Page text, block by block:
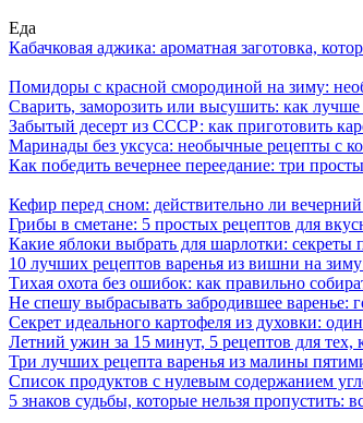
Еда
Кабачковая аджика: ароматная заготовка,
Помидоры с красной смородиной на зиму:
Сварить, заморозить или высушить: как
Забытый десерт из СССР: как приготовить
Маринады без уксуса: необычные рецепты с
Как победить вечернее переедание: три
Кефир перед сном: действительно ли
Грибы в сметане: 5 простых рецептов для
Какие яблоки выбрать для шарлотки:
10 лучших рецептов варенья из вишни на
Тихая охота без ошибок: как правильно
Не спешу выбрасывать забродившее
Секрет идеального картофеля из духовки:
Летний ужин за 15 минут, 5 рецептов для тех,
Три лучших рецепта варенья из малины
Список продуктов с нулевым содержанием
5 знаков судьбы, которые нельзя пропустить: